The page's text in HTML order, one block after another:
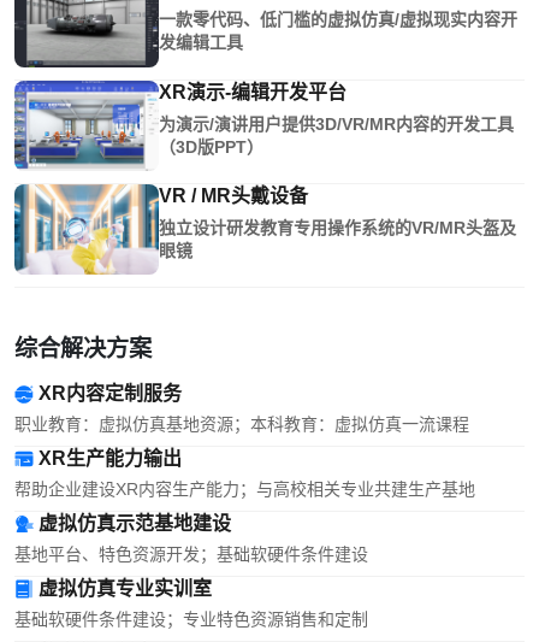
一款零代码、低门槛的虚拟仿真/虚拟现实内容开
发编辑工具
XR演示-编辑开发平台
为演示/演讲用户提供3D/VR/MR内容的开发工具
（3D版PPT）
VR / MR头戴设备
独立设计研发教育专用操作系统的VR/MR头盔及
眼镜
综合解决方案
XR内容定制服务
职业教育：虚拟仿真基地资源；本科教育：虚拟仿真一流课程
XR生产能力输出
帮助企业建设XR内容生产能力；与高校相关专业共建生产基地
虚拟仿真示范基地建设
基地平台、特色资源开发；基础软硬件条件建设
虚拟仿真专业实训室
基础软硬件条件建设；专业特色资源销售和定制